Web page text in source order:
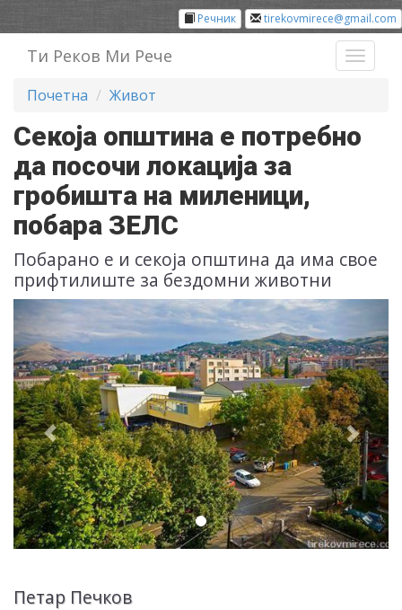
tirekovmirece@gmail.com
Речник
Toggle
Ти Реков Ми Рече
Почетна Живот
Секоја општина е потребно
да посочи локација за
гробишта на миленици,
побара ЗЕЛС
Побарано е и секоја општина да има свое
прифтилиште за бездомни животни
Петар Печков